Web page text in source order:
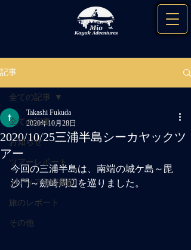
記事
全ての記事
お知らせ
ツアーレポート
メディア取材撮影
旅のレポート
その他
全ての記事
2020/10/25三浦半島シーカヤックツ
アー
Takashi Fukuda
2020年10月28日
今回の三浦半島は、南端の城ケ島～毘
沙門～劒崎周辺を巡りました。